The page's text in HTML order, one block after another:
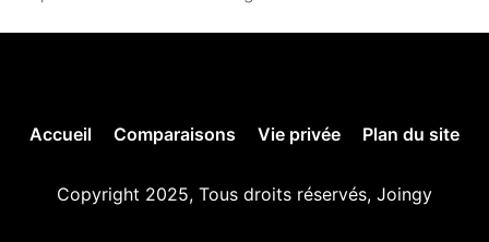
Accueil Comparaisons Vie privée Plan du site
Copyright 2025, Tous droits réservés, Joingy